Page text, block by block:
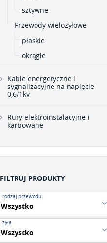
sztywne
Przewody wielożyłowe
płaskie
okrągłe
Kable energetyczne i
sygnalizacyjne na napięcie
0,6/1kv
Rury elektroinstalacyjne i
karbowane
FILTRUJ PRODUKTY
rodzaj przewodu
żyła